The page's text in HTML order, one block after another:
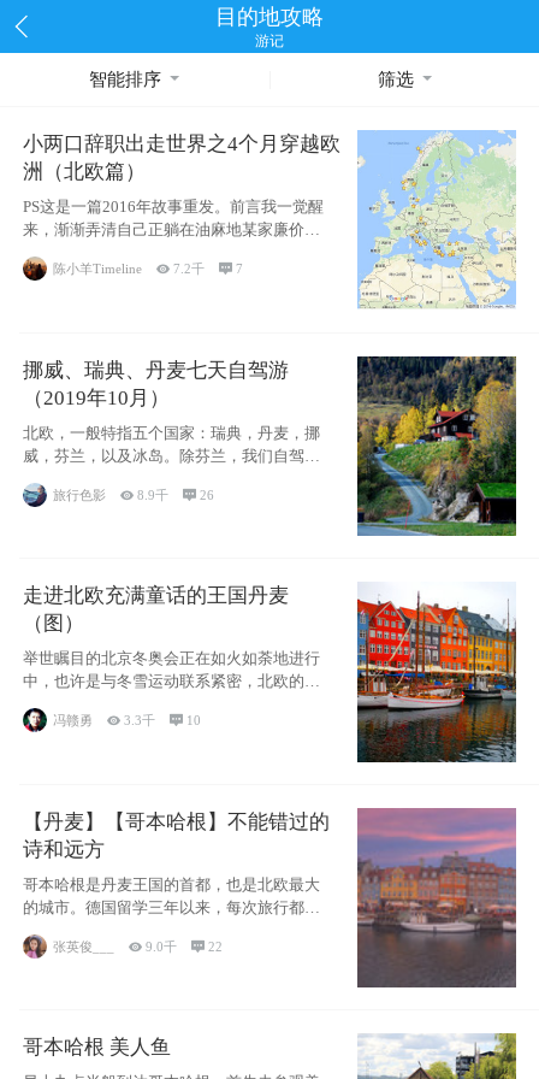
目的地攻略
游记
智能排序 筛选
小两口辞职出走世界之4个月穿越欧
洲（北欧篇）
PS这是一篇2016年故事重发。前言我一觉醒
来，渐渐弄清自己正躺在油麻地某家廉价宾
馆
陈小羊Timeline 7.2千 7
挪威、瑞典、丹麦七天自驾游
（2019年10月）
北欧，一般特指五个国家：瑞典，丹麦，挪
威，芬兰，以及冰岛。除芬兰，我们自驾游
旅行色影 8.9千 26
走进北欧充满童话的王国丹麦
（图）
举世瞩目的北京冬奥会正在如火如荼地进行
中，也许是与冬雪运动联系紧密，北欧的一
些国家因
冯赣勇 3.3千  10
【丹麦】【哥本哈根】不能错过的
诗和远方
哥本哈根是丹麦王国的首都，也是北欧最大
的城市。德国留学三年以来，每次旅行都是
张英俊___ 9.0千 22
哥本哈根 美人鱼